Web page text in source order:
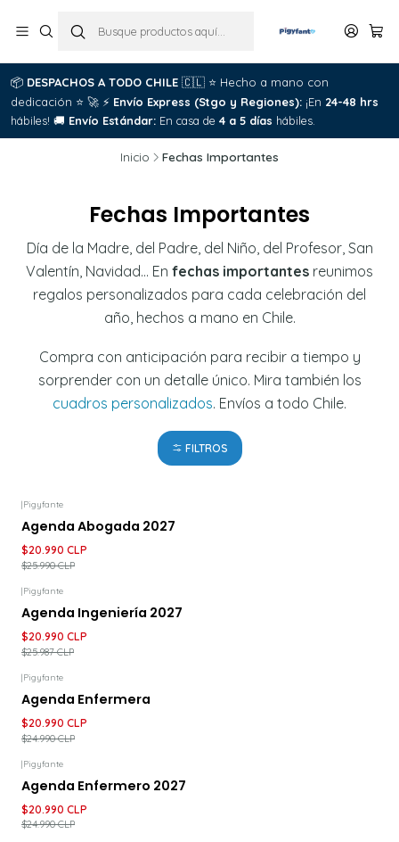
📦 DESPACHOS A TODO CHILE 🇨🇱 ⭐ Hecho a mano con
dedicación ⭐ 🚀 ⚡ Envío Express (Stgo y Regiones): ¡En 24-48 hrs
hábiles! 🚚 Envío Estándar: En casa de 4 a 5 días hábiles.
Inicio Fechas Importantes
Fechas Importantes
Día de la Madre, del Padre, del Niño, del Profesor, San
Valentín, Navidad… En fechas importantes reunimos
regalos personalizados para cada celebración del
año, hechos a mano en Chile.
Compra con anticipación para recibir a tiempo y
sorprender con un detalle único. Mira también los
cuadros personalizados. Envíos a todo Chile.
FILTROS
DESCUENTO
|Pigyfante
Agenda Abogada 2027
$20.990 CLP
$25.990 CLP
DESCUENTO
|Pigyfante
Agenda Ingeniería 2027
$20.990 CLP
$25.987 CLP
DESCUENTO
|Pigyfante
Agenda Enfermera
$20.990 CLP
$24.990 CLP
DESCUENTO
|Pigyfante
Agenda Enfermero 2027
$20.990 CLP
$24.990 CLP